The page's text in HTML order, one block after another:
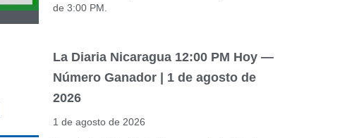
de 3:00 PM.
La Diaria Nicaragua 12:00 PM Hoy —
Número Ganador | 1 de agosto de
2026
1 de agosto de 2026